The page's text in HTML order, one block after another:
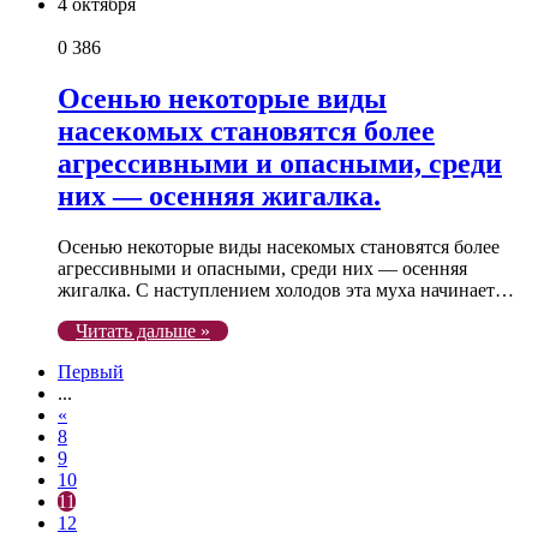
4 октября
0 386
Осенью некоторые виды
насекомых становятся более
агрессивными и опасными, среди
них — осенняя жигалка.
Осенью некоторые виды насекомых становятся более
агрессивными и опасными, среди них — осенняя
жигалка. С наступлением холодов эта муха начинает…
Читать дальше »
Первый
...
«
8
9
10
11
12